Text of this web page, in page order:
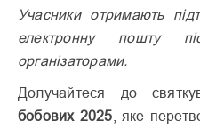
Учасники отримають
електронну пошту
організаторами.
Долучайтеся до
бобових 2025 , яке